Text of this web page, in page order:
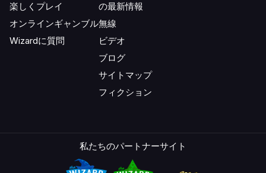
楽しくプレイ
オンラインギャンブル
Wizardに質問
の最新情報
無線
ビデオ
ブログ
サイトマップ
フィクション
私たちのパートナーサイト